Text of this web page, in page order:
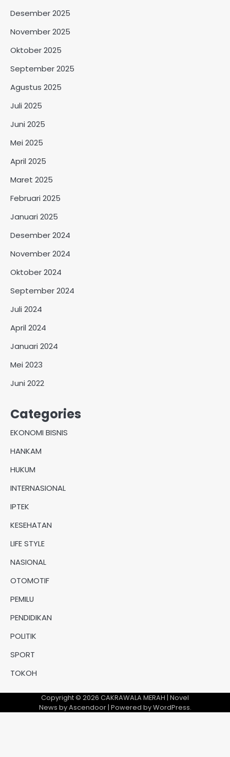
Desember 2025
November 2025
Oktober 2025
September 2025
Agustus 2025
Juli 2025
Juni 2025
Mei 2025
April 2025
Maret 2025
Februari 2025
Januari 2025
Desember 2024
November 2024
Oktober 2024
September 2024
Juli 2024
April 2024
Januari 2024
Mei 2023
Juni 2022
Categories
EKONOMI BISNIS
HANKAM
HUKUM
INTERNASIONAL
IPTEK
KESEHATAN
LIFE STYLE
NASIONAL
OTOMOTIF
PEMILU
PENDIDIKAN
POLITIK
SPORT
TOKOH
Copyright © 2026 CAKRAWALA MERAH | Novel
News byAscendoor| Powered byWordPress.